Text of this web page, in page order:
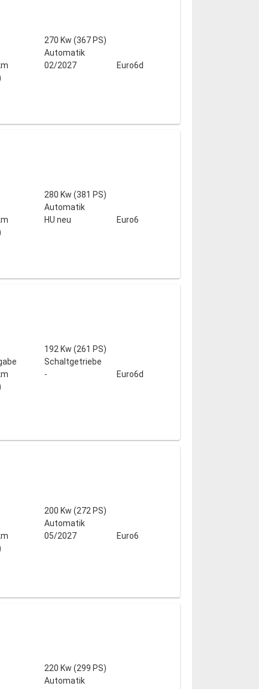
270 Kw (367 PS)
Automatik
02/2027 Euro6d
280 Kw (381 PS)
Automatik
HU neu Euro6
192 Kw (261 PS)
Schaltgetriebe
- Euro6d
200 Kw (272 PS)
Automatik
05/2027 Euro6
220 Kw (299 PS)
Automatik